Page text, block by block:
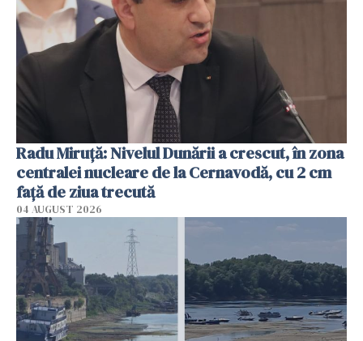
Radu Miruţă: Nivelul Dunării a crescut, în zona
centralei nucleare de la Cernavodă, cu 2 cm
faţă de ziua trecută
04 AUGUST 2026